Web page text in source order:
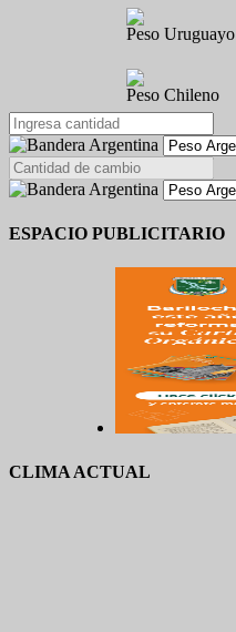
Peso Uruguayo
Peso Chileno
ESPACIO PUBLICITARIO
CLIMA ACTUAL